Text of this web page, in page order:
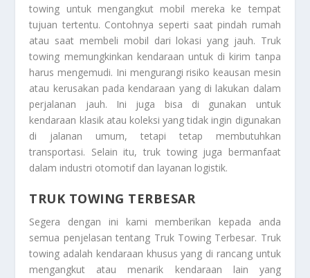
towing untuk mengangkut mobil mereka ke tempat
tujuan tertentu. Contohnya seperti saat pindah rumah
atau saat membeli mobil dari lokasi yang jauh. Truk
towing memungkinkan kendaraan untuk di kirim tanpa
harus mengemudi. Ini mengurangi risiko keausan mesin
atau kerusakan pada kendaraan yang di lakukan dalam
perjalanan jauh. Ini juga bisa di gunakan untuk
kendaraan klasik atau koleksi yang tidak ingin digunakan
di jalanan umum, tetapi tetap membutuhkan
transportasi. Selain itu, truk towing juga bermanfaat
dalam industri otomotif dan layanan logistik.
TRUK TOWING TERBESAR
Segera dengan ini kami memberikan kepada anda
semua penjelasan tentang Truk Towing Terbesar. Truk
towing adalah kendaraan khusus yang di rancang untuk
mengangkut atau menarik kendaraan lain yang